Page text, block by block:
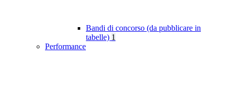
Bandi di concorso (da pubblicare in
tabelle) 1
Performance